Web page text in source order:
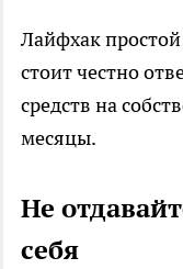
Лайфхак
стоит честно
средств на
месяцы.
Не
себя